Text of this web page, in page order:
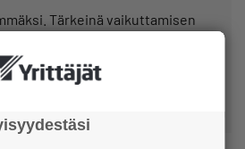
Tärkeinä vaikuttamisen